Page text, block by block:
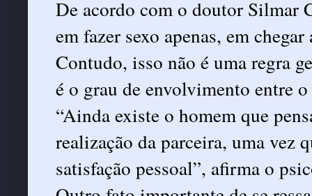
De acordo com o doutor Silmar
em fazer sexo apenas, em
Contudo, isso não é uma regra
é o grau de envolvimento entre
“Ainda existe o homem que
realização da parceira, uma vez
satisfação pessoal”, afirma o